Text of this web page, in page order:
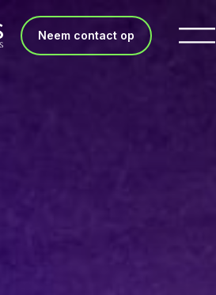
Neem contact op